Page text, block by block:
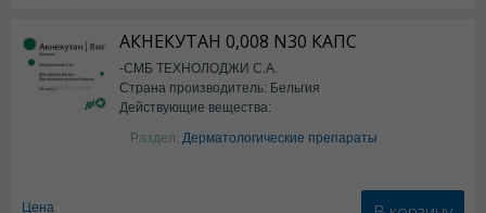
АКНЕКУТАН 0,008 N30 КАПС
-СМБ ТЕХНОЛОДЖИ С.А.
Страна производитель: Бельгия
Действующие вещества:
Изотретиноин
Раздел: Дерматологические препараты
Цена